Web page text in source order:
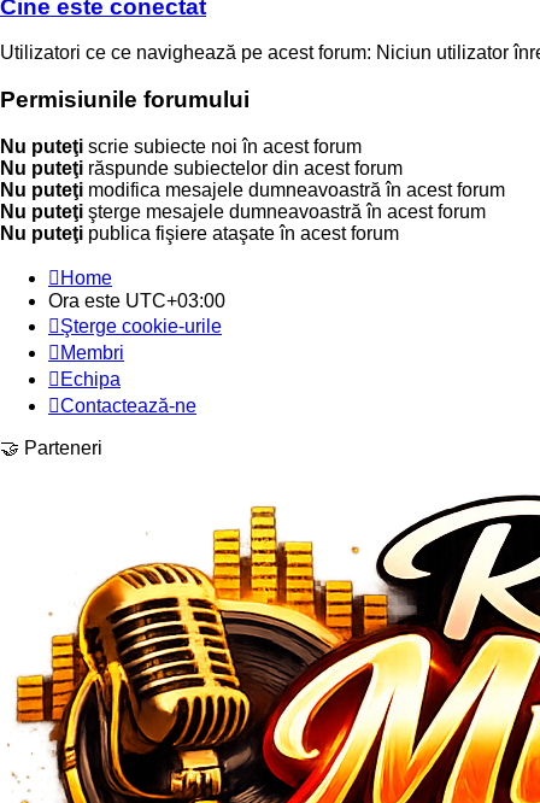
Cine este conectat
Utilizatori ce ce navighează pe acest forum: Niciun utilizator
Permisiunile forumului
Nu puteţi scrie subiecte noi în acest forum
Nu puteţi răspunde subiectelor din acest forum
Nu puteţi modifica mesajele dumneavoastră în acest forum
Nu puteţi şterge mesajele dumneavoastră în acest forum
Nu puteţi publica fişiere ataşate în acest forum
Home
Ora este UTC+03:00
Şterge cookie-urile
Membri
Echipa
Contactează-ne
🤝 Parteneri